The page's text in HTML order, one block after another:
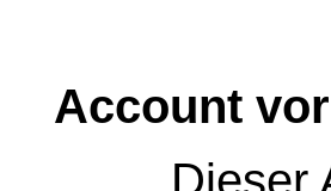
Account
Dieser